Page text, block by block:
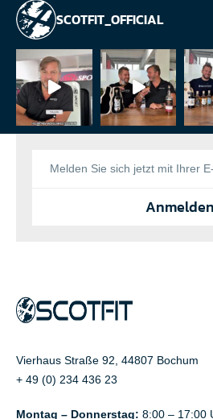
SCOTFIT_OFFICIAL
Anmelden
Vierhaus Straße 92, 44807 Bochum
+ 49 (0) 234 436 23
Montag – Donnerstag: 8:00 – 17:00